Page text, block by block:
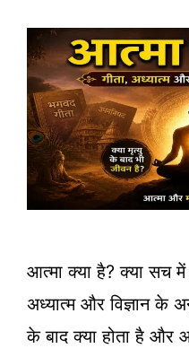
आत्मा क्या है? क्या सच में
अध्यात्म और विज्ञान के
के बाद क्या होता है और